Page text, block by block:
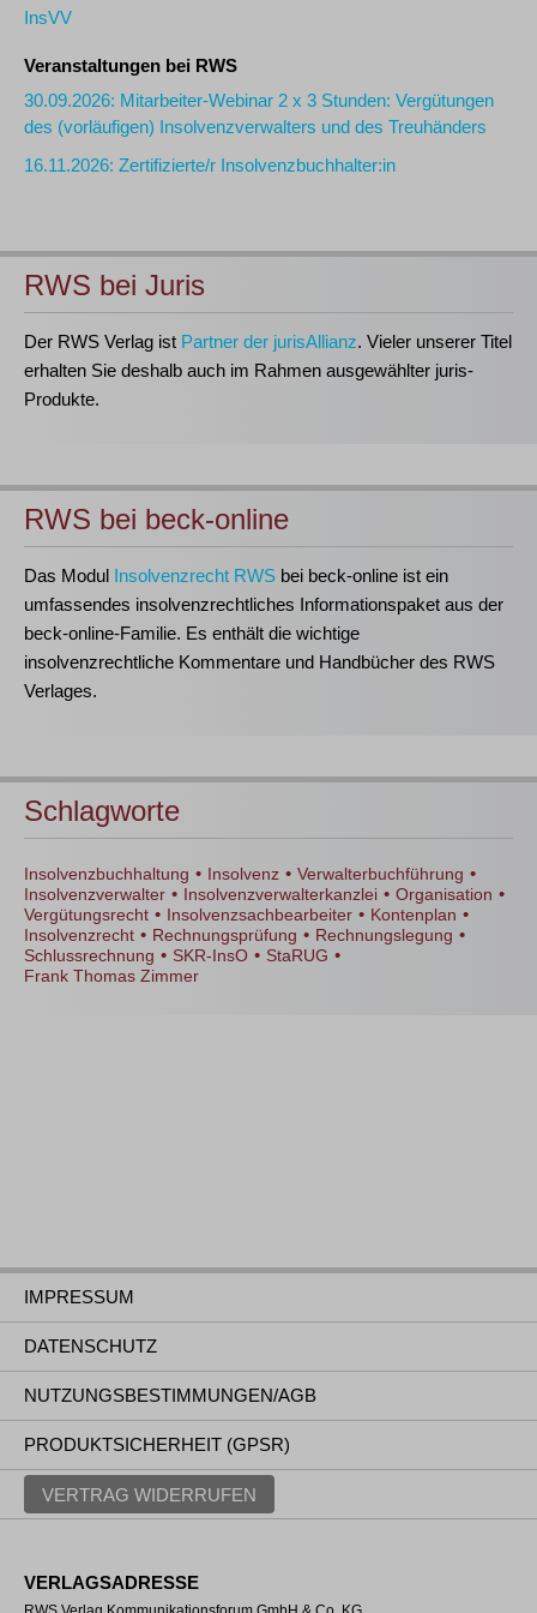
InsVV
Veranstaltungen bei RWS
30.09.2026: Mitarbeiter-Webinar 2 x 3 Stunden: Vergütungen
des (vorläufigen) Insolvenzverwalters und des Treuhänders
16.11.2026: Zertifizierte/r Insolvenzbuchhalter:in
RWS bei Juris
Der RWS Verlag ist Partner der jurisAllianz. Vieler unserer Titel
erhalten Sie deshalb auch im Rahmen ausgewählter juris-
Produkte.
RWS bei beck-online
Das Modul Insolvenzrecht RWS bei beck-online ist ein
umfassendes insolvenzrechtliches Informationspaket aus der
beck-online-Familie. Es enthält die wichtige
insolvenzrechtliche Kommentare und Handbücher des RWS
Verlages.
Schlagworte
Insolvenzbuchhaltung • Insolvenz • Verwalterbuchführung •
Insolvenzverwalter • Insolvenzverwalterkanzlei • Organisation •
Vergütungsrecht • Insolvenzsachbearbeiter • Kontenplan •
Insolvenzrecht • Rechnungsprüfung • Rechnungslegung •
Schlussrechnung • SKR-InsO • StaRUG •
Frank Thomas Zimmer
IMPRESSUM
DATENSCHUTZ
NUTZUNGSBESTIMMUNGEN/AGB
PRODUKTSICHERHEIT (GPSR)
VERTRAG WIDERRUFEN
VERLAGSADRESSE